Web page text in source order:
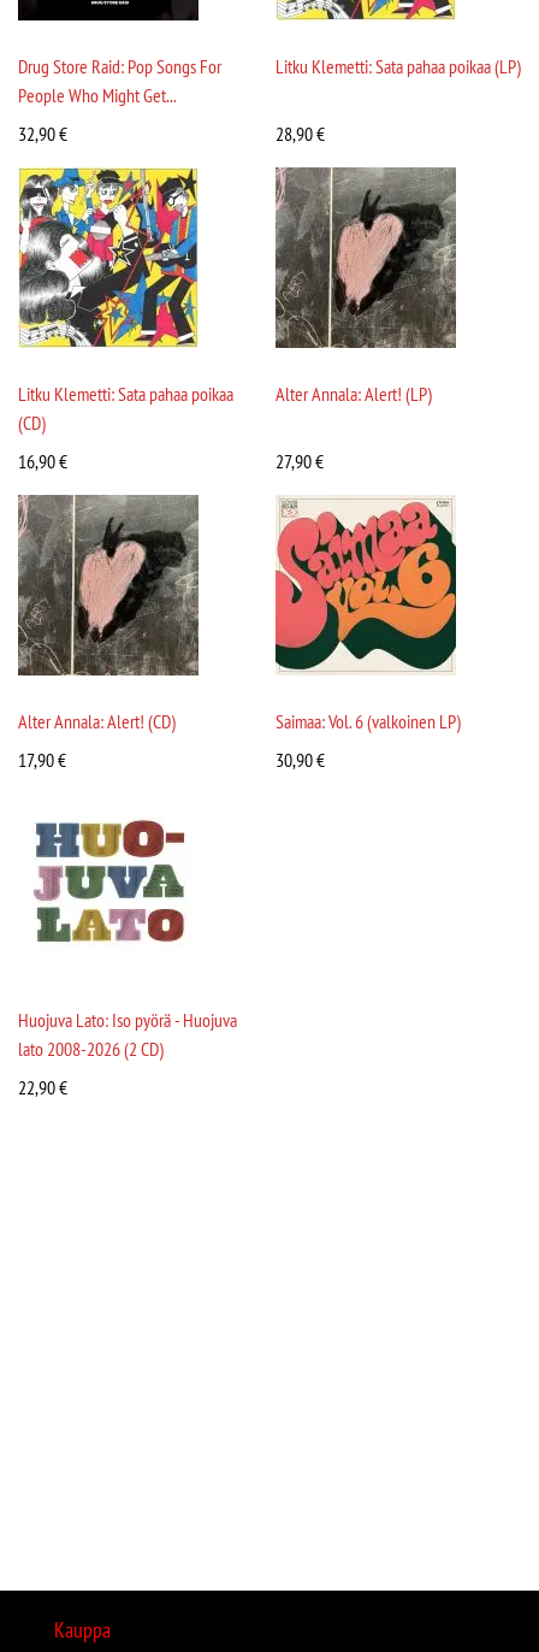
Drug Store Raid: Pop Songs For
People Who Might Get...
32,90€
Litku Klemetti: Sata pahaa poikaa (LP)
28,90€
Litku Klemetti: Sata pahaa poikaa
(CD)
16,90€
Alter Annala: Alert! (LP)
27,90€
Alter Annala: Alert! (CD)
17,90€
Saimaa: Vol. 6 (valkoinen LP)
30,90€
Huojuva Lato: Iso pyörä - Huojuva
lato 2008-2026 (2 CD)
22,90€
Kauppa